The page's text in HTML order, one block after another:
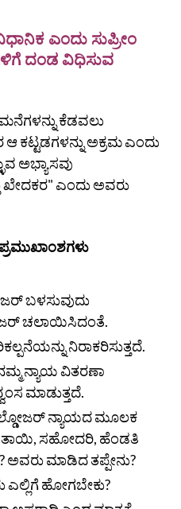
ಎಂದು ಸುಪ್ರೀಂ
ದಂಡ ವಿಧಿಸುವ
ಕೆಡವಲು
ಕಟ್ಟಡಗಳನ್ನು ಅಕ್ರಮ ಎಂದು
ಅಭ್ಯಾಸವು
ಖೇದಕರ" ಎಂದು ಅವರು
ಬಳಸುವುದು
ಚಲಾಯಿಸಿದಂತೆ.
ನಿರಾಕರಿಸುತ್ತದೆ.
ನ್ಯಾಯ ವಿತರಣಾ
ಮಾಡುತ್ತದೆ.
ನ್ಯಾಯದ ಮೂಲಕ
ಸಹೋದರಿ, ಹೆಂಡತಿ
ಅವರು ಮಾಡಿದ ತಪ್ಪೇನು?
ಹೋಗಬೇಕು?